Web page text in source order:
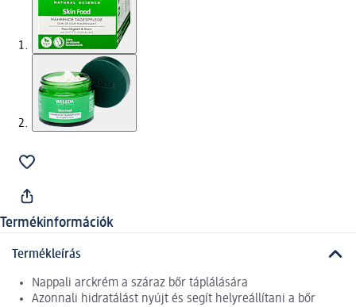
Termékinformációk
Termékleírás
Nappali arckrém a száraz bőr táplálására
Azonnali hidratálást nyújt és segít helyreállítani a bőr